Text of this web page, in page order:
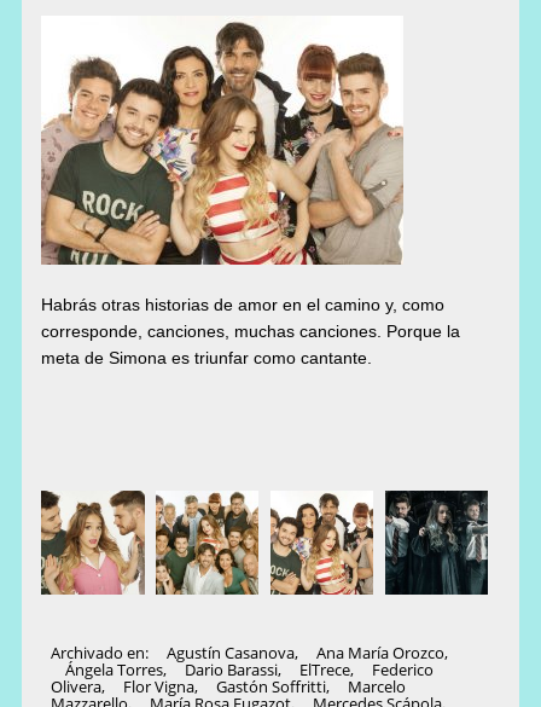
Habrás otras historias de amor en el camino y, como
corresponde, canciones, muchas canciones. Porque la
meta de Simona estriunfar como cantante.
Archivado en: Agustín Casanova, Ana María Orozco,
Ángela Torres, Dario Barassi, ElTrece, Federico
Olivera, Flor Vigna, Gastón Soffritti, Marcelo